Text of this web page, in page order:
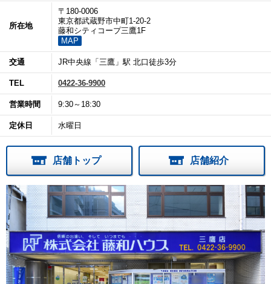
所在地
〒180-0006
東京都武蔵野市中町1-20-2
藤和シティコープ三鷹1F
MAP
交通 JR中央線「三鷹」駅 北口徒歩3分
TEL 0422-36-9900
営業時間 9:30～18:30
定休日 水曜日
店舗トップ 店舗紹介